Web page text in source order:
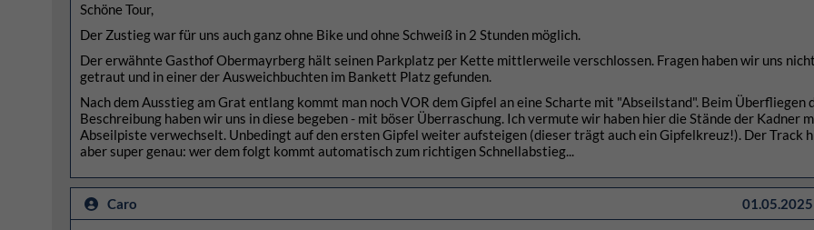
Schöne Tour,
Der Zustieg war für uns auch ganz ohne Bike und ohne Schweiß in 2 Stunden möglich.
Der erwähnte Gasthof Obermayrberg hält seinen Parkplatz per Kette mittlerweile verschlossen. Fragen haben wir uns nicht
getraut und in einer der Ausweichbuchten im Bankett Platz gefunden.
Nach dem Ausstieg am Grat entlang kommt man noch VOR dem Gipfel an eine Scharte mit "Abseilstand". Beim Überfliegen
Beschreibung haben wir uns in diese begeben - mit böser Überraschung. Ich vermute wir haben hier die Stände der Kadner
Abseilpiste verwechselt. Unbedingt auf den ersten Gipfel weiter aufsteigen (dieser trägt auch ein Gipfelkreuz!). Der Track
aber super genau: wer dem folgt kommt automatisch zum richtigen Schnellabstieg...
Caro